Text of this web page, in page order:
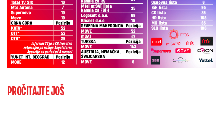
PROČITAJTE JOŠ